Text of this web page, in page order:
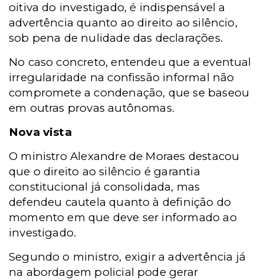
oitiva do investigado, é indispensável a
advertência quanto ao direito ao silêncio,
sob pena de nulidade das declarações.
No caso concreto, entendeu que a eventual
irregularidade na confissão informal não
compromete a condenação, que se baseou
em outras provas autônomas.
Nova vista
O ministro Alexandre de Moraes destacou
que o direito ao silêncio é garantia
constitucional já consolidada, mas
defendeu cautela quanto à definição do
momento em que deve ser informado ao
investigado.
Segundo o ministro, exigir a advertência já
na abordagem policial pode gerar